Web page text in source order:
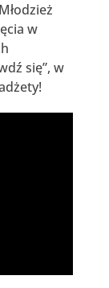
w
się”, w